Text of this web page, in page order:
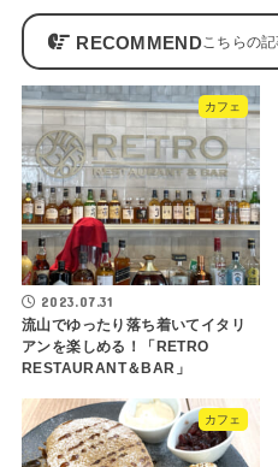
RECOMMEND
カフェ
2023.07.31
流山でゆったり落ち着いてイタリ
アンを楽しめる！「RETRO
RESTAURANT＆BAR」
カフェ